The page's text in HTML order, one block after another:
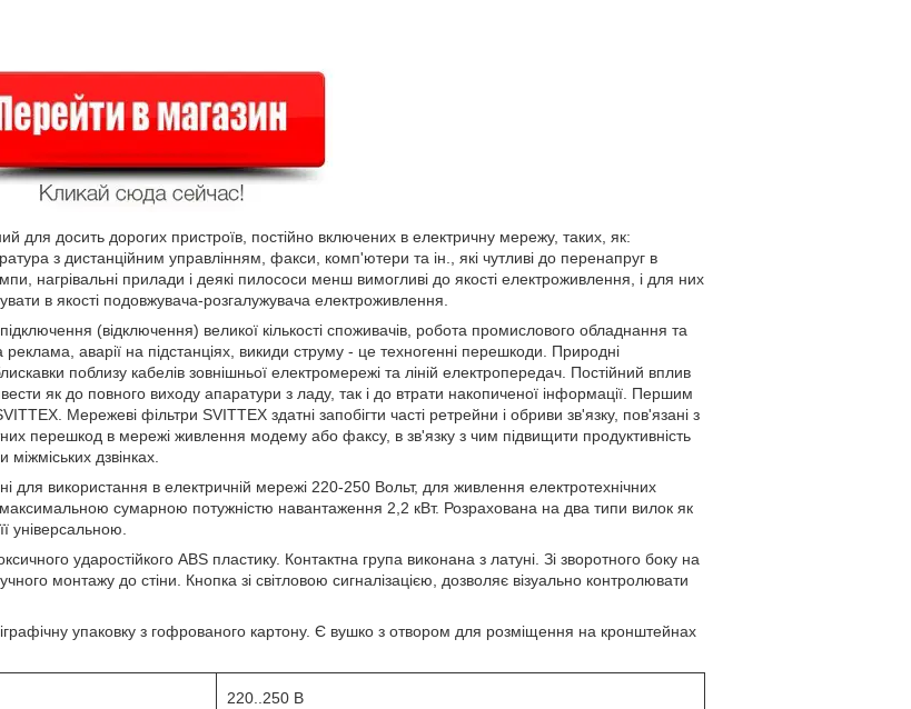
для досить дорогих пристроїв, постійно включених в електричну мережу, таких, як:
з дистанційним управлінням, факси, комп'ютери та ін., які чутливі до перенапруг в
нагрівальні прилади і деякі пилососи менш вимогливі до якості електроживлення, і для них
в якості подовжувача-розгалужувача електроживлення.
(відключення) великої кількості споживачів, робота промислового обладнання та
реклама, аварії на підстанціях, викиди струму - це техногенні перешкоди. Природні
поблизу кабелів зовнішньої електромережі та ліній електропередач. Постійний вплив
як до повного виходу апаратури з ладу, так і до втрати накопиченої інформації. Першим
Мережеві фільтри SVITTEX здатні запобігти часті ретрейни і обриви зв'язку, пов'язані з
перешкод в мережі живлення модему або факсу, в зв'язку з чим підвищити продуктивність
дзвінках.
для використання в електричній мережі 220-250 Вольт, для живлення електротехнічних
сумарною потужністю навантаження 2,2 кВт. Розрахована на два типи вилок як
універсальною.
ударостійкого ABS пластику. Контактна група виконана з латуні. Зі зворотного боку на
монтажу до стіни. Кнопка зі світловою сигналізацією, дозволяє візуально контролювати
упаковку з гофрованого картону. Є вушко з отвором для розміщення на кронштейнах
220..250 В